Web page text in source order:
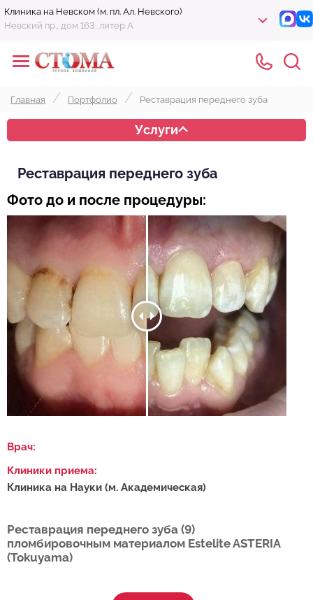
Клиника на Невском (м. пл. Ал. Невского)
Невский пр., дом 163, литер А
Главная Портфолио Реставрация переднего зуба
Услуги
Реставрация переднего зуба
Фото до и после процедуры:
Врач:
Клиники приема:
Клиника на Науки (м. Академическая)
Реставрация переднего зуба (9)
пломбировочным материалом Estelite ASTERIA
(Tokuyama)